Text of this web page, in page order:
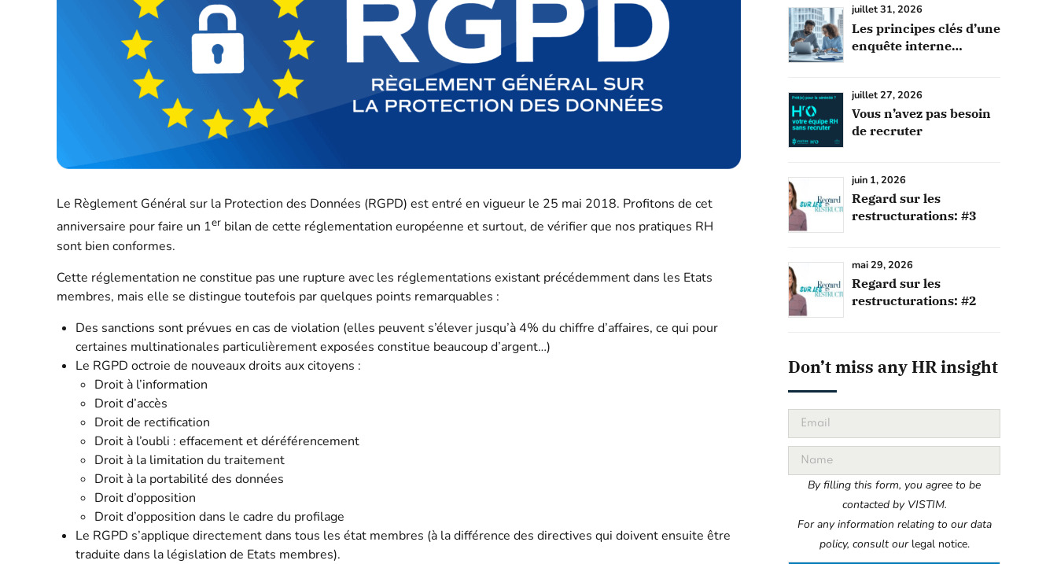
Le Règlement Général sur la Protection des Données (RGPD) est entré en vigueur le 25 mai 2018. Profitons de cet
anniversaire pour faire un 1er bilan de cette réglementation européenne et surtout, de vérifier que nos pratiques RH
sont bien conformes.
Cette réglementation ne constitue pas une rupture avec les réglementations existant précédemment dans les Etats
membres, mais elle se distingue toutefois par quelques points remarquables :
Des sanctions sont prévues en cas de violation (elles peuvent s’élever jusqu’à 4% du chiffre d’affaires, ce qui pour
certaines multinationales particulièrement exposées constitue beaucoup d’argent…)
Le RGPD octroie de nouveaux droits aux citoyens :
Droit à l’information
Droit d’accès
Droit de rectification
Droit à l’oubli : effacement et déréférencement
Droit à la limitation du traitement
Droit à la portabilité des données
Droit d’opposition
Droit d’opposition dans le cadre du profilage
Le RGPD s’applique directement dans tous les état membres (à la différence des directives qui doivent ensuite être
traduite dans la législation de Etats membres).
juillet 31, 2026
Les principes clés d’une
enquête interne
juillet 27, 2026
Vous n’avez pas besoin
de recruter
juin 1, 2026
Regard sur les
restructurations: #3
mai 29, 2026
Regard sur les
restructurations: #2
Don’t miss any HR insight
By filling this form, you agree to be
contacted by VISTIM.
For any information relating to our data
policy, consult our legal notice.